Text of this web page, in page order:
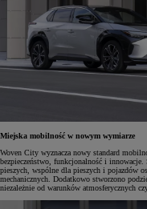
Miejska mobilność w nowym wymiarze
Woven City wyznacza nowy standard
bezpieczeństwo, funkcjonalność i
pieszych, wspólne dla pieszych i pojazdów
mechanicznych. Dodatkowo stworzono
niezależnie od warunków atmosferycznych